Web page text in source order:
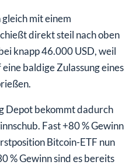
mit einem
direkt steil nach oben
knapp 46.000 USD, weil
baldige Zulassung eines
Depot bekommt dadurch
Fast +80 % Gewinn
Bitcoin-ETF nun
% Gewinn sind es bereits